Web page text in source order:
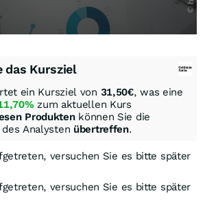
das Kursziel
ein Kursziel von 31,50€, was eine
zum aktuellen Kurs
Produktenkönnen Sie die
Analysten übertreffen.
versuchen Sie es bitte später
versuchen Sie es bitte später